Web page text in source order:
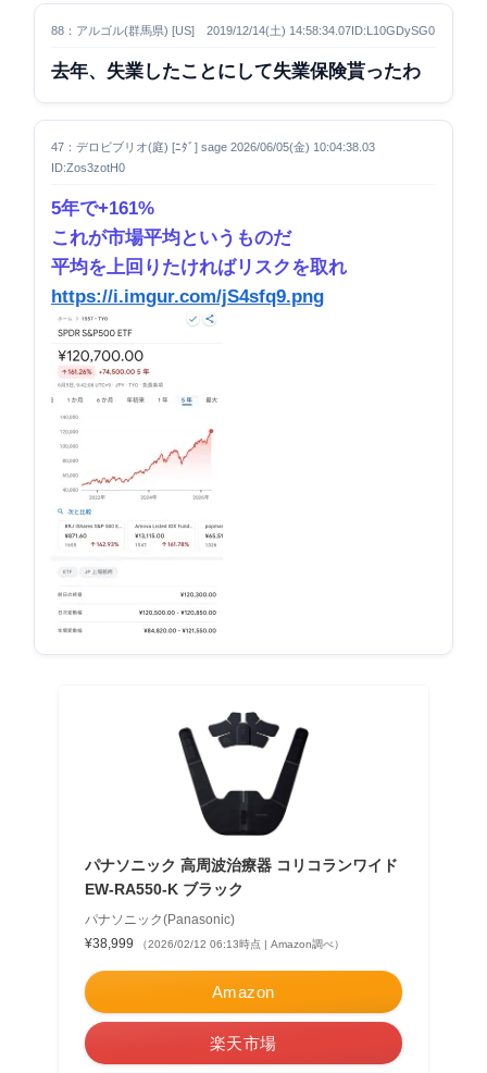
88：アルゴル(群馬県) [US] 2019/12/14(土) 14:58:34.07ID:L10GDySG0
去年、失業したことにして失業保険貰ったわ
47：デロビブリオ(庭) [ﾆﾀﾞ] sage 2026/06/05(金) 10:04:38.03
ID:Zos3zotH0
5年で+161%
これが市場平均というものだ
平均を上回りたければリスクを取れ
https://i.imgur.com/jS4sfq9.png
パナソニック 高周波治療器 コリコランワイド
EW-RA550-K ブラック
パナソニック(Panasonic)
¥38,999
（2026/02/12 06:13時点 | Amazon調べ）
Amazon
楽天市場